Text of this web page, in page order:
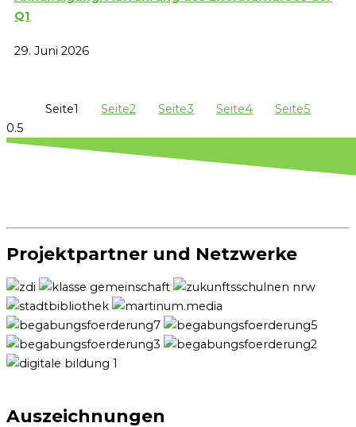
Q1
29. Juni 2026
Seite1 Seite2 Seite3 Seite4 Seite5
Projektpartner und Netzwerke
Auszeichnungen